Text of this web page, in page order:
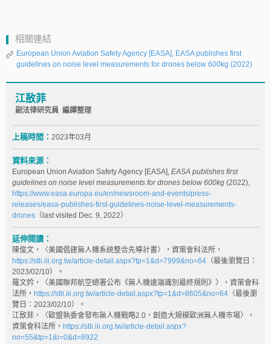
相關連結
European Union Aviation Safety Agency [EASA], EASA publishes first
guidelines on noise level measurements for drones below 600kg (2022)
江敔菲
副法律研究員 編譯整理
上稿時間： 2023年03月
資料來源：
European Union Aviation Safety Agency [EASA], EASA publishes first
guidelines on noise level measurements for drones below 600kg (2022),
https://www.easa.europa.eu/en/newsroom-and-events/press-
releases/easa-publishes-first-guidelines-noise-level-measurements-
drones （last visited Dec. 9, 2022）
延伸閱讀：
陳俊文，〈美國倡建無人機系統整合先導計畫〉，資策會科法所，
https://stli.iii.org.tw/article-detail.aspx?tp=1&d=7999&no=64 （最後瀏覽日：
2023/02/10）。
羅文妗，〈美國聯邦航空總署公布《無人機遠端識別最終規則》〉，資策會科
法所， https://stli.iii.org.tw/article-detail.aspx?tp=1&d=8605&no=64 （最後瀏
覽日：2023/02/10）。
江敔菲，〈歐盟執委會發布無人機戰略2.0，創造大規模歐洲無人機市場〉，
資策會科法所， https://stli.iii.org.tw/article-detail.aspx?
no=55&tp=1&i=0&d=8922